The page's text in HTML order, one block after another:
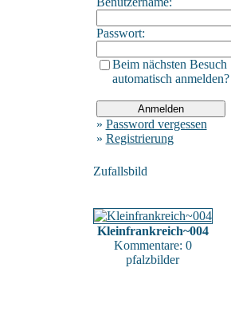
Passwort:
Beim nächsten Besuch
automatisch anmelden?
» Password vergessen
» Registrierung
Zufallsbild
Kleinfrankreich~004
Kommentare: 0
pfalzbilder